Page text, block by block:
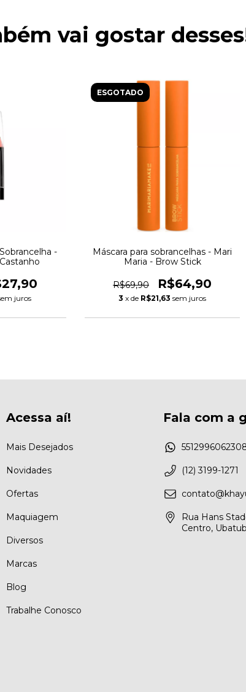
vai gostar
-
juros
ESGOTADO
Máscara para sobrancelhas - Mari
Maria - Brow Stick
R$69,90 R$64,90
3 x de R$21,63 sem juros
Acessa aí!
Mais Desejados
Novidades
Ofertas
Maquiagem
Diversos
Marcas
Blog
Trabalhe Conosco
Fala com a
(12) 3199-1271
Rua Hans
Centro,